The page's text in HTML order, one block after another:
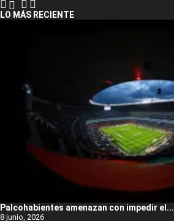
LO MÁS RECIENTE
Palcohabientes amenazan con impedir el...
8 junio, 2026